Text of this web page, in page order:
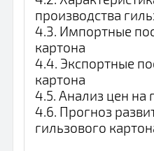
производства
4.3. Импортные
картона
4.4. Экспортные
картона
4.5. Анализ цен на
4.6. Прогноз
гильзового